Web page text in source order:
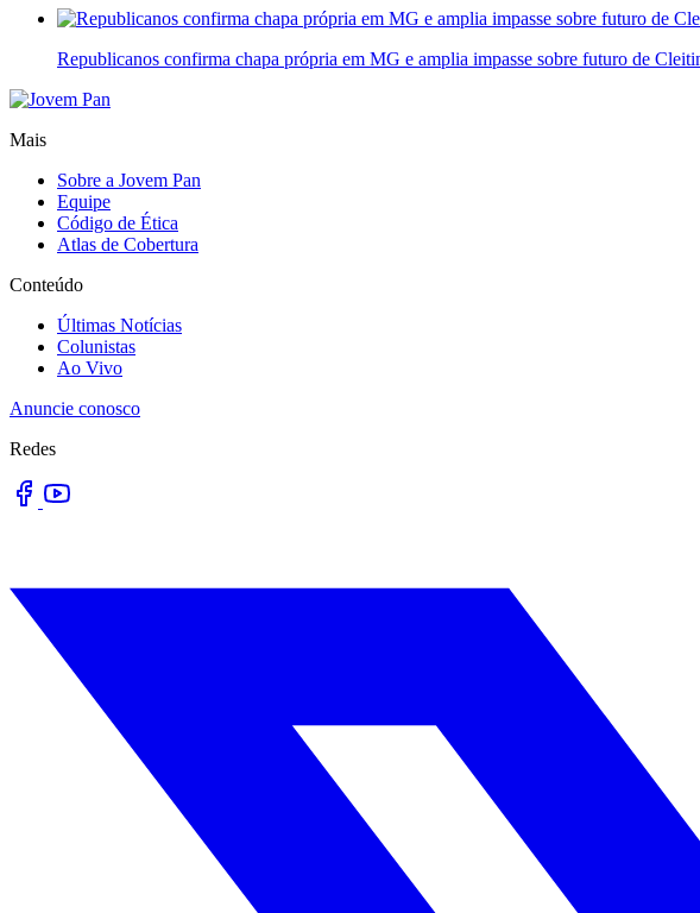
Republicanos confirma chapa própria em MG e amplia impasse sobre futuro de
Mais
Sobre a Jovem Pan
Equipe
Código de Ética
Atlas de Cobertura
Conteúdo
Últimas Notícias
Colunistas
Ao Vivo
Anuncie conosco
Redes